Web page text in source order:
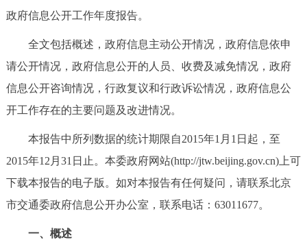
政务服务
便民服务 利企服务 投资项目
中介服务 阳光政务
政府信息公开工作年度报告。
全文包括概述，政府信息主动公开情况，政府信息依申
请公开情况，政府信息公开的人员、收费及减免情况，政府
信息公开咨询情况，行政复议和行政诉讼情况，政府信息公
开工作存在的主要问题及改进情况。
本报告中所列数据的统计期限自2015年1月1日起，至
2015年12月31日止。本委政府网站(http://jtw.beijing.gov.cn)上可
下载本报告的电子版。如对本报告有任何疑问，请联系北京
市交通委政府信息公开办公室，联系电话：63011677。
一、概述